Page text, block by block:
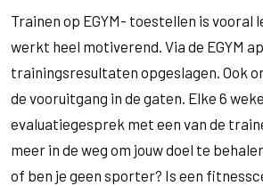
Trainen op EGYM- toestellen is vooral
werkt heel motiverend. Via de EGYM
trainingsresultaten opgeslagen. Ook
de vooruitgang in de gaten. Elke 6
evaluatiegesprek met een van de
meer in de weg om jouw doel te
of ben je geen sporter? Is een